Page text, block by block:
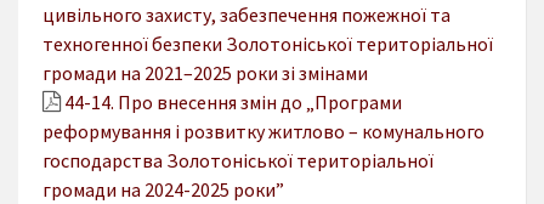
цивільного захисту, забезпечення пожежної та
техногенної безпеки Золотоніської територіальної
громади на 2021–2025 роки зі змінами
44-14. Про внесення змін до „Програми
реформування і розвитку житлово – комунального
господарства Золотоніської територіальної
громади на 2024-2025 роки”